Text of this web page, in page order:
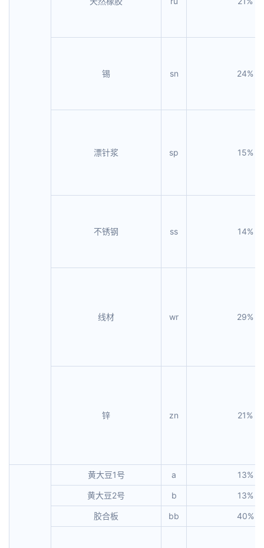
锡 sn 24%
漂针浆 sp 15%
不锈钢 ss 14%
线材 wr 29%
锌 zn 21%
黄大豆1号 a 13%
黄大豆2号 b 13%
胶合板 bb 40%